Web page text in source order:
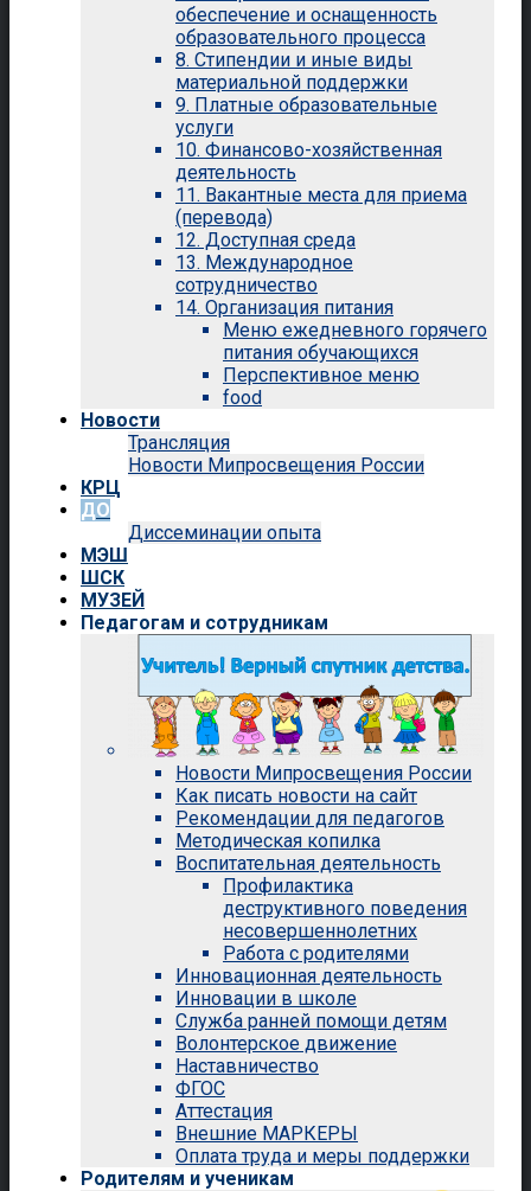
обеспечение и оснащенность
образовательного процесса
8. Стипендии и иные виды
материальной поддержки
9. Платные образовательные
услуги
10. Финансово-хозяйственная
деятельность
11. Вакантные места для приема
(перевода)
12. Доступная среда
13. Международное
сотрудничество
14. Организация питания
Меню ежедневного горячего
питания обучающихся
Перспективное меню
food
Новости
Трансляция
Новости Мипросвещения России
КРЦ
ДО
Диссеминации опыта
МЭШ
ШСК
МУЗЕЙ
Педагогам и сотрудникам
Новости Мипросвещения России
Как писать новости на сайт
Рекомендации для педагогов
Методическая копилка
Воспитательная деятельность
Профилактика
деструктивного поведения
несовершеннолетних
Работа с родителями
Инновационная деятельность
Инновации в школе
Служба ранней помощи детям
Волонтерское движение
Наставничество
ФГОС
Аттестация
Внешние МАРКЕРЫ
Оплата труда и меры поддержки
Родителям и ученикам